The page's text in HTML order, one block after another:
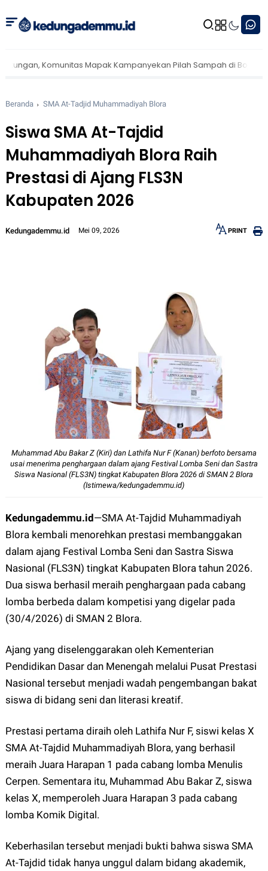
Mapak Kampanyekan Pilah Sampah di Bojonegoro
Beranda SMA At-Tadjid Muhammadiyah Blora
Siswa SMA At-Tajdid
Muhammadiyah Blora Raih
Prestasi di Ajang FLS3N
Kabupaten 2026
Kedungademmu.id Mei 09, 2026 PRINT
Muhammad Abu Bakar Z (Kiri) dan Lathifa Nur F (Kanan) berfoto bersama
usai menerima penghargaan dalam ajang Festival Lomba Seni dan Sastra
Siswa Nasional (FLS3N) tingkat Kabupaten Blora 2026 di SMAN 2 Blora
(Istimewa/kedungademmu.id)
Kedungademmu.id—SMA At-Tajdid Muhammadiyah
Blora kembali menorehkan prestasi membanggakan
dalam ajang Festival Lomba Seni dan Sastra Siswa
Nasional (FLS3N) tingkat Kabupaten Blora tahun 2026.
Dua siswa berhasil meraih penghargaan pada cabang
lomba berbeda dalam kompetisi yang digelar pada
(30/4/2026) di SMAN 2 Blora.
Ajang yang diselenggarakan oleh Kementerian
Pendidikan Dasar dan Menengah melalui Pusat Prestasi
Nasional tersebut menjadi wadah pengembangan bakat
siswa di bidang seni dan literasi kreatif.
Prestasi pertama diraih oleh Lathifa Nur F, siswi kelas X
SMA At-Tajdid Muhammadiyah Blora, yang berhasil
meraih Juara Harapan 1 pada cabang lomba Menulis
Cerpen. Sementara itu, Muhammad Abu Bakar Z, siswa
kelas X, memperoleh Juara Harapan 3 pada cabang
lomba Komik Digital.
Keberhasilan tersebut menjadi bukti bahwa siswa SMA
At-Tajdid tidak hanya unggul dalam bidang akademik,